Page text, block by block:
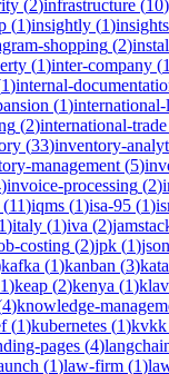
(2)infrastructure (10)
(1)insightly (1)insights
shopping (2)
(1)inter-company (1
1)internal-
(1)
(2)international-trade
(33)inventory-
management (5)
)invoice-processing (2)
(11)iqms (1)isa-95 (1)
1)italy (1)iva (2)
costing (2)jpk (1)
kafka (1)kanban (3)
1)keap (2)kenya (1)
4)knowledge-
(1)kubernetes (1)kvkk
pages (4)
(1)law-firm (1)